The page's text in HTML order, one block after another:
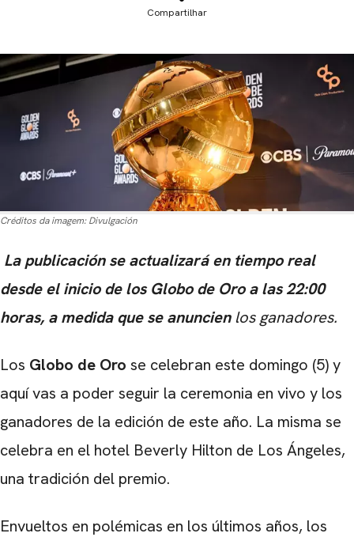
Compartilhar
Créditos da imagem: Divulgación
La publicación se actualizará en tiempo real
desde el inicio de los Globo de Oro a las 22:00
horas, a medida que se anuncienlos ganadores.
Los Globo de Oro se celebran este domingo (5) y
aquí vas a poder seguir la ceremonia en vivo y los
ganadores de la edición de este año. La misma se
celebra en el hotel Beverly Hilton de Los Ángeles,
una tradición del premio.
Envueltos en polémicas en los últimos años, los